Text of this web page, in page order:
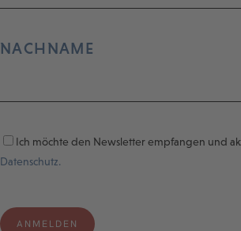
NACHNAME
Ich möchte den Newsletter empfangen und
Datenschutz.